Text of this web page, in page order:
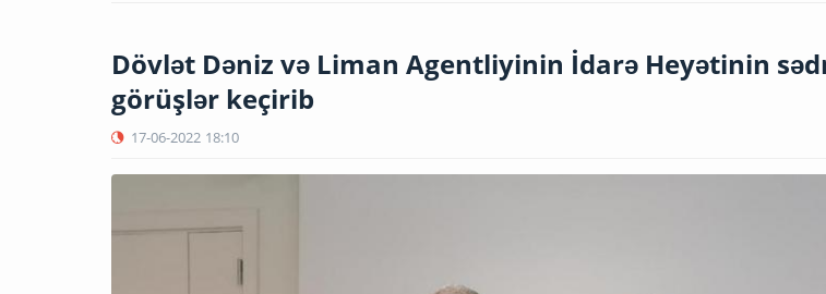
Dövlət Dəniz və Liman Agentliyinin İdarə Heyətinin
görüşlər keçirib
17-06-2022 18:10